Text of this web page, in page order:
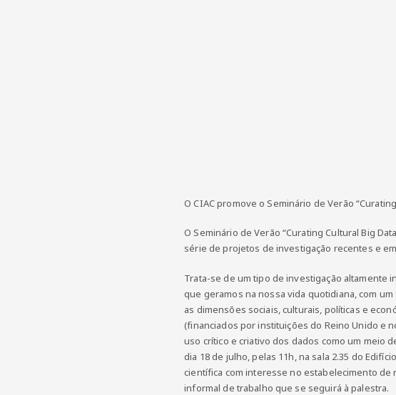
O CIAC promove o Seminário de Verão
O Seminário de Verão “Curating Cultural Big
série de projetos de investigação recentes e
Trata-se de um tipo de investigação altamente
que geramos na nossa vida quotidiana, com
as dimensões sociais, culturais, políticas e
(financiados por instituições do Reino Unido e
uso crítico e criativo dos dados como um meio
dia 18 de julho, pelas 11h, na sala 2.35 do
científica com interesse no estabelecimento
informal de trabalho que se seguirá à palestra.